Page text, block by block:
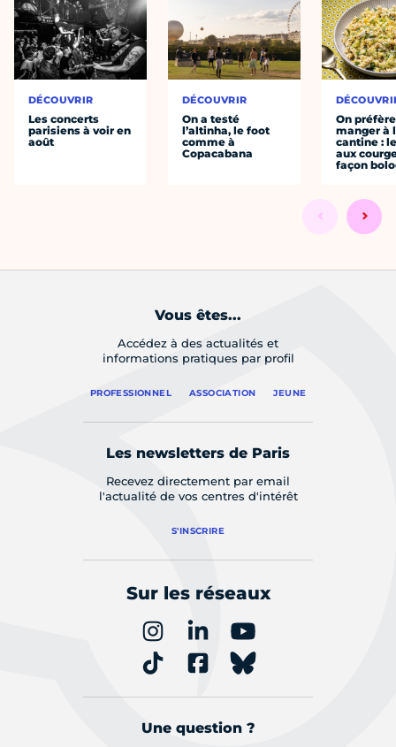
DÉCOUVRIR
Les concerts
parisiens à voir en
août
DÉCOUVRIR
On a testé
l’altinha, le foot
comme à
Copacabana
On préfère
manger à
cantine :
aux
façon
Vous êtes...
Accédez à des actualités et
informations pratiques par profil
PROFESSIONNEL ASSOCIATION JEUNE
Les newsletters de Paris
Recevez directement par email
l'actualité de vos centres d'intérêt
S'INSCRIRE
Sur les réseaux
Une question ?